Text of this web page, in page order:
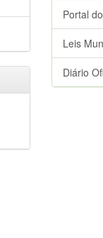
Portal
Leis
Diário